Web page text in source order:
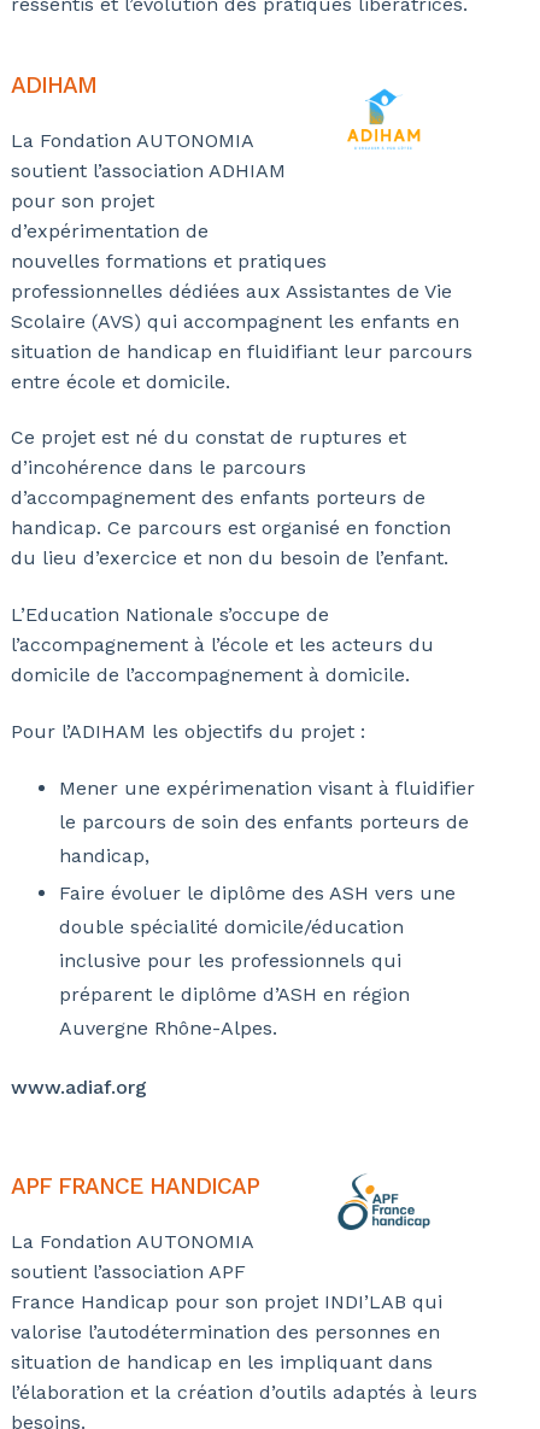
ADIHAM
La Fondation AUTONOMIA
soutient l’association ADHIAM
pour son projet
d’expérimentation de
nouvelles formations et pratiques
professionnelles dédiées aux Assistantes de Vie
Scolaire (AVS) qui accompagnent les enfants en
situation de handicap en fluidifiant leur parcours
entre école et domicile.
Ce projet est né du constat de ruptures et
d’incohérence dans le parcours
d’accompagnement des enfants porteurs de
handicap. Ce parcours est organisé en fonction
du lieu d’exercice et non du besoin de l’enfant.
L’Education Nationale s’occupe de
l’accompagnement à l’école et les acteurs du
domicile de l’accompagnement à domicile.
Pour l’ADIHAM les objectifs du projet :
Mener une expérimenation visant à fluidifier
le parcours de soin des enfants porteurs de
handicap,
Faire évoluer le diplôme des ASH vers une
double spécialité domicile/éducation
inclusive pour les professionnels qui
préparent le diplôme d’ASH en région
Auvergne Rhône-Alpes.
www.adiaf.org
APF FRANCE HANDICAP
La Fondation AUTONOMIA
soutient l’association APF
France Handicap pour son projet INDI’LAB qui
valorise l’autodétermination des personnes en
situation de handicap en les impliquant dans
l’élaboration et la création d’outils adaptés à leurs
besoins.